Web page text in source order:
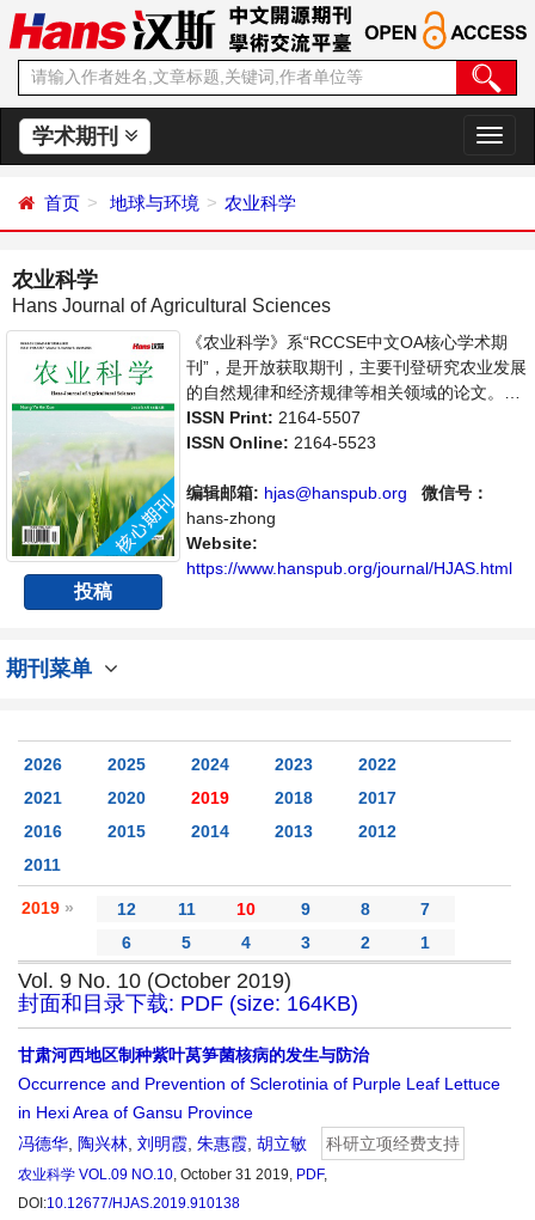
学术期刊
切
换
首页 地球与环境 农业科学
农业科学
Hans Journal of Agricultural Sciences
投稿
《农业科学》系“RCCSE中文OA核心学术期
刊”，是开放获取期刊，主要刊登研究农业发展
的自然规律和经济规律等相关领域的论文。本
刊集学术性、思想性为一体，支持思想创新、
学术创新，倡导科学并致力于学术繁荣，旨在
提供一个传播、分享和讨论农业科学问题与发
展的交流平台。
ISSN Print: 2164-5507
ISSN Online: 2164-5523
编辑邮箱: hjas@hanspub.org
微信号：
hans-zhong
Website:
https://www.hanspub.org/journal/HJAS.html
期刊菜单
2026 2025 2024 2023
2022
2021
2020 2019 2018
2017
2016
2015 2014 2013
2012
2011
2019 » 12 11 10 9 8
7
6
5 4 3 2 1
Vol. 9 No. 10 (October 2019)
封面和目录下载: PDF (size: 164KB)
甘肃河西地区制种紫叶莴笋菌核病的发生与防治
Occurrence and Prevention of Sclerotinia of Purple Leaf Lettuce
in Hexi Area of Gansu Province
冯德华
陶兴林 刘明霞 朱惠霞 胡立敏 科研立项经费支持
农业科学 VOL.09 NO.10, October 31 2019, PDF,
DOI:10.12677/HJAS.2019.910138